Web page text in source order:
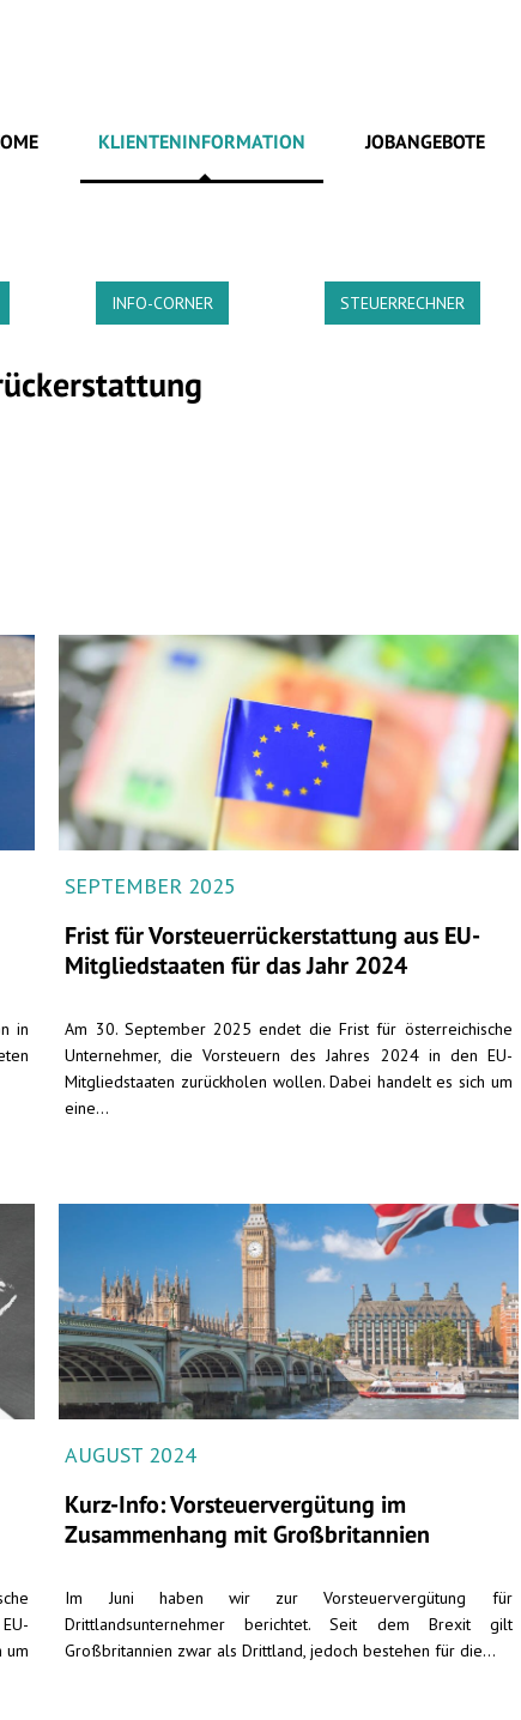
KLIENTENINFORMATION JOBANGEBOTE
INFO-CORNER STEUERRECHNER
in
SEPTEMBER 2025
Frist für Vorsteuer­rückerstattung aus EU-
Mitgliedstaaten für das Jahr 2024
Am 30. September 2025 endet die Frist für österreichische
Unternehmer, die Vorsteuern des Jahres 2024 in den EU-
Mitgliedstaaten zurückholen wollen. Dabei handelt es sich um
eine...
um
AUGUST 2024
Kurz-Info: Vorsteuervergütung im
Zusammenhang mit Großbritannien
Im Juni haben wir zur Vorsteuervergütung für
Drittlandsunternehmer berichtet. Seit dem Brexit gilt
Großbritannien zwar als Drittland, jedoch bestehen für die...